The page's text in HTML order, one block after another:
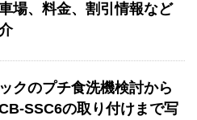
場、料金、割引情報など
クのプチ食洗機検討から
SSC6の取り付けまで写